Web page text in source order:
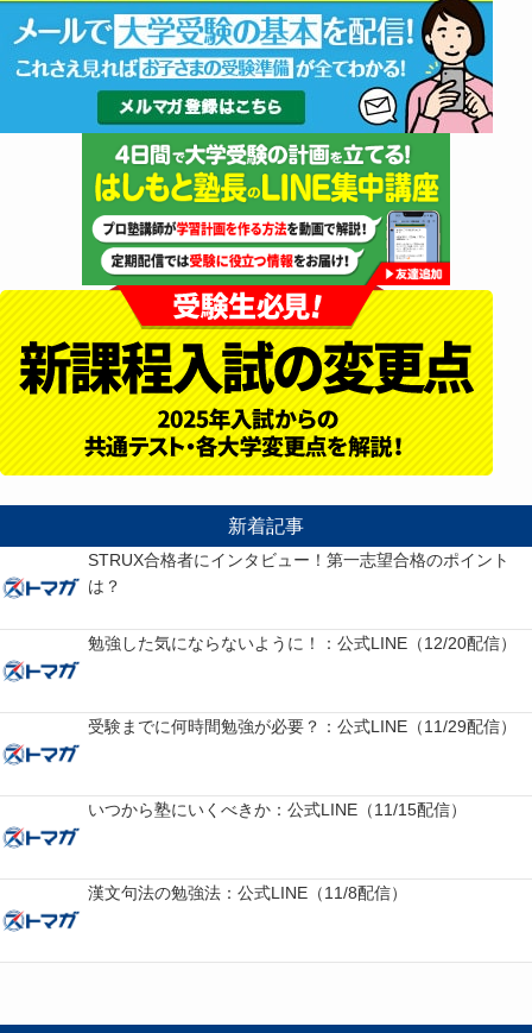
新着記事
STRUX合格者にインタビュー！第一志望合格のポイント
は？
勉強した気にならないように！：公式LINE（12/20配信）
受験までに何時間勉強が必要？：公式LINE（11/29配信）
いつから塾にいくべきか：公式LINE（11/15配信）
漢文句法の勉強法：公式LINE（11/8配信）